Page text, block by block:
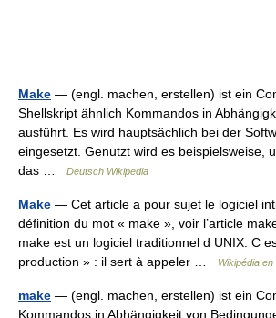
Make — (engl. machen, erstellen) ist ein
Shellskript ähnlich Kommandos in
ausführt. Es wird hauptsächlich bei der
eingesetzt. Genutzt wird es beispielsweise,
das …
Deutsch Wikipedia
Make — Cet article a pour sujet le logiciel
définition du mot « make », voir l’article
make est un logiciel traditionnel d UNIX. C
production » : il sert à appeler …
Wikipédia
make — (engl. machen, erstellen) ist ein
Kommandos in Abhängigkeit von